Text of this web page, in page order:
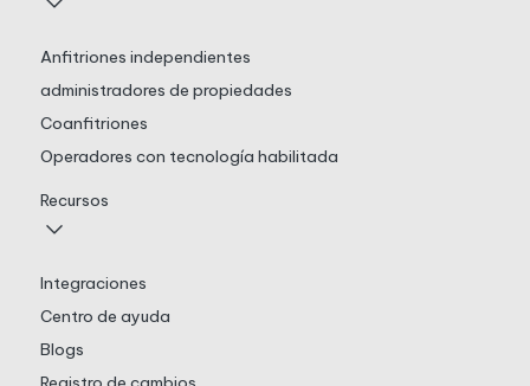
Anfitriones independientes
administradores de propiedades
Coanfitriones
Operadores con tecnología habilitada
Recursos
Integraciones
Centro de ayuda
Blogs